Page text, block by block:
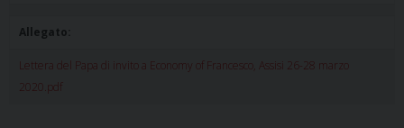
Allegato:
Lettera del Papa di invito a Economy of Francesco, Assisi 26-28 marzo
2020.pdf